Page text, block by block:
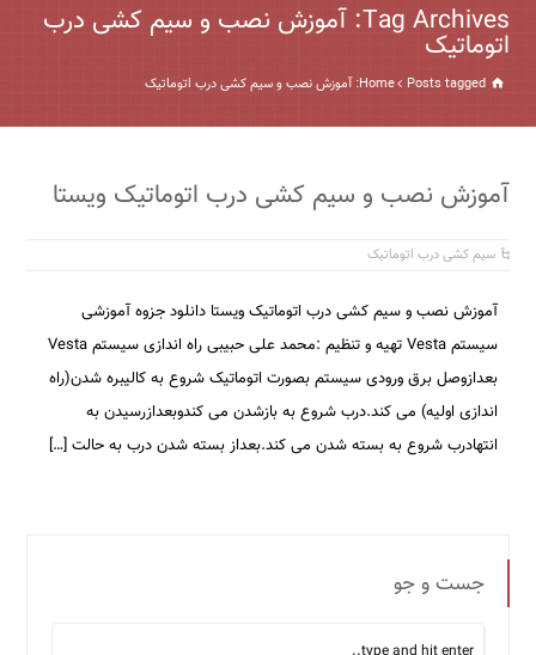
Tag Archives: آموزش نصب و سیم کشی درب
اتوماتیک
Home Posts tagged: آموزش نصب و سیم کشی درب اتوماتیک
آموزش نصب و سیم کشی درب اتوماتیک ویستا
سیم کشی درب اتوماتیک
آموزش نصب و سیم کشی درب اتوماتیک ویستا دانلود جزوه آموزشی
سیستم Vesta تهیه و تنظیم :محمد علی حبیبی راه اندازی سیستم Vesta
بعدازوصل برق ورودی سیستم بصورت اتوماتیک شروع به کالیبره شدن(راه
اندازی اولیه) می کند.درب شروع به بازشدن می کندوبعدازرسیدن به
انتهادرب شروع به بسته شدن می کند.بعداز بسته شدن درب به حالت […]
جست و جو